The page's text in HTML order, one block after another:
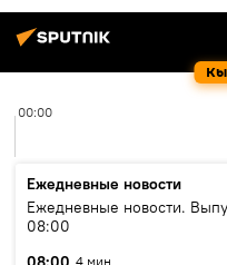
00:00
Ежедневные новости
Ежедневные новости.
08:00
4 мин